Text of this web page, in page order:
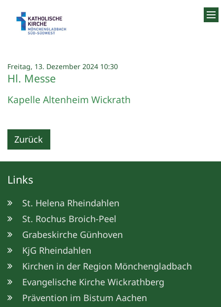
Freitag, 13. Dezember 2024 10:30:
Hl. Messe
Kapelle Altenheim Wickrath
Zurück
Links
St. Helena Rheindahlen
St. Rochus Broich-Peel
Grabeskirche Günhoven
KjG Rheindahlen
Kirchen in der Region Mönchengladbach
Evangelische Kirche Wickrathberg
Prävention im Bistum Aachen